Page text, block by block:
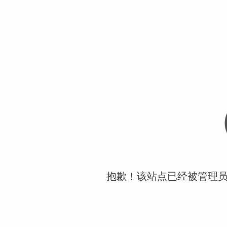
抱歉！该站点已经被管理